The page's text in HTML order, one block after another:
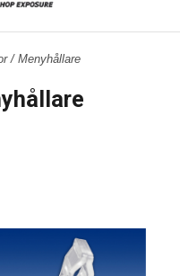
/ Menyhållare